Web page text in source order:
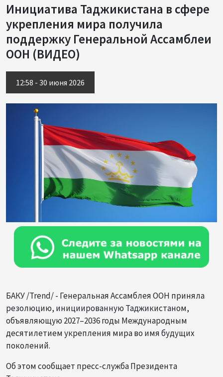
Инициатива Таджикистана в сфере
укрепления мира получила
поддержку Генеральной Ассамблеи
ООН (ВИДЕО)
12:58 - 30 июня 2026
БАКУ /Trend/ - Генеральная Ассамблея ООН приняла
резолюцию, инициированную Таджикистаном,
объявляющую 2027–2036 годы Международным
десятилетием укрепления мира во имя будущих
поколений.
Об этом сообщает пресс-служба Президента